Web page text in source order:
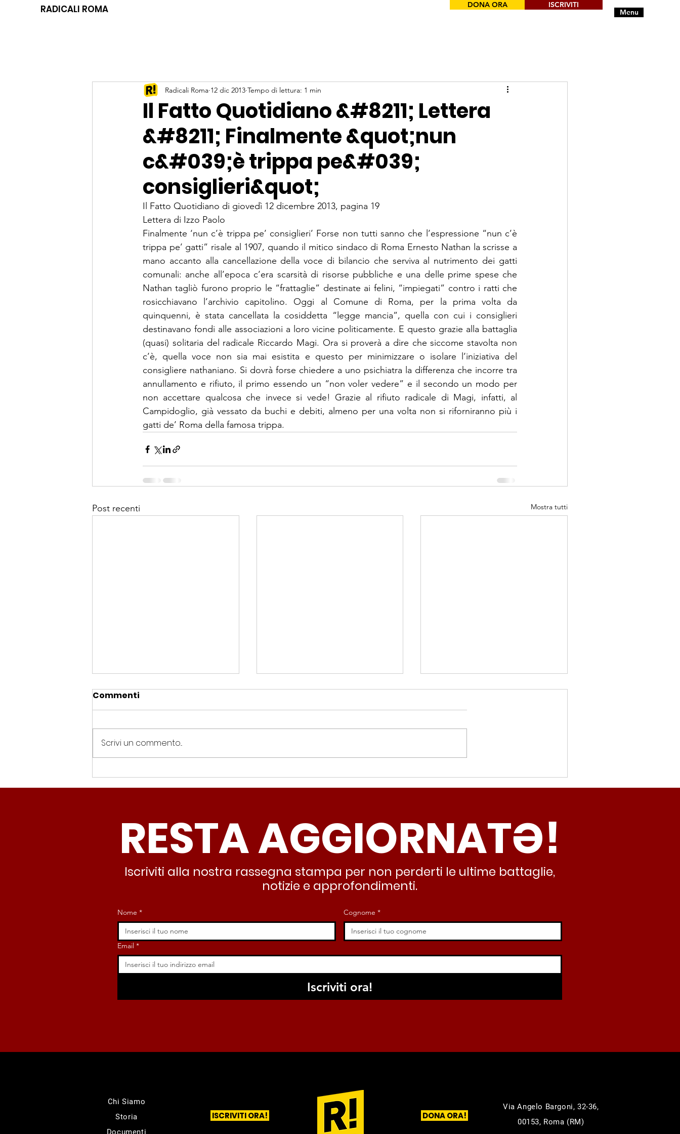
RADICALI ROMA Menu
DONA ORA ISCRIVITI
Il Fatto Quotidiano &#8211; Lettera
&#8211; Finalmente &quot;nun
c&#039;è trippa pe&#039;
consiglieri&quot;
Radicali Roma 12 dic 2013 Tempo di lettura: 1 min
Il Fatto Quotidiano di giovedì 12 dicembre 2013, pagina 19
Lettera di Izzo Paolo
Finalmente ‘nun c’è trippa pe’ consiglieri’ Forse non tutti sanno che l’espressione “nun c’è
trippa pe’ gatti” risale al 1907, quando il mitico sindaco di Roma Ernesto Nathan la scrisse a
mano accanto alla cancellazione della voce di bilancio che serviva al nutrimento dei gatti
comunali: anche all’epoca c’era scarsità di risorse pubbliche e una delle prime spese che
Nathan tagliò furono proprio le “frattaglie” destinate ai felini, “impiegati” contro i ratti che
rosicchiavano l’archivio capitolino. Oggi al Comune di Roma, per la prima volta da
quinquenni, è stata cancellata la cosiddetta “legge mancia”, quella con cui i consiglieri
destinavano fondi alle associazioni a loro vicine politicamente. E questo grazie alla battaglia
(quasi) solitaria del radicale Riccardo Magi. Ora si proverà a dire che siccome stavolta non
c’è, quella voce non sia mai esistita e questo per minimizzare o isolare l’iniziativa del
consigliere nathaniano. Si dovrà forse chiedere a uno psichiatra la differenza che incorre tra
annullamento e rifiuto, il primo essendo un “non voler vedere” e il secondo un modo per
non accettare qualcosa che invece si vede! Grazie al rifiuto radicale di Magi, infatti, al
Campidoglio, già vessato da buchi e debiti, almeno per una volta non si riforniranno più i
gatti de’ Roma della famosa trippa.
Post recenti Mostra tutti
Spin Time, Colucci: “Non
solo occupazione: 400
nessuno interviene”
Periferie, Colucci
(Radicali Roma): “La
deve garantire servizi e
dignità”
Termovalorizzatore,
Colucci (Radicali Roma):
lasciando al caos e
all’abusivismo”
Commenti
Scrivi un commento...
RESTA AGGIORNATƏ!
Iscriviti alla nostra rassegna stampa per non perderti le ultime battaglie,
notizie e approfondimenti.
Nome * Cognome *
Email *
Iscriviti ora!
Chi Siamo
Storia
ISCRIVITI ORA! DONA ORA!
Via Angelo Bargoni, 32-36,
00153, Roma (RM)